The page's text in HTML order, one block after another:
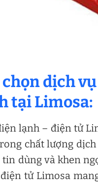
dịch
tại Limosa:
lạnh – điện tử
chất lượng
dùng và khen
tử Limosa